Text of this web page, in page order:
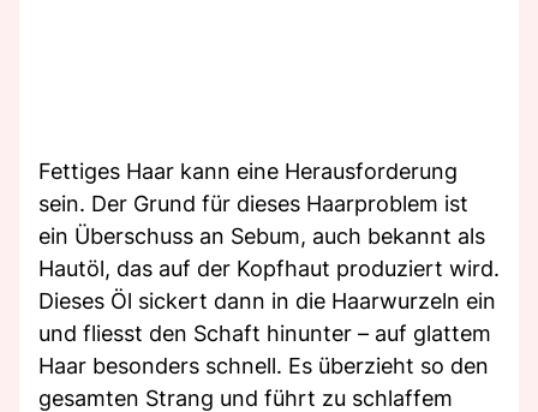
Fettiges Haar kann eine Herausforderung
sein. Der Grund für dieses Haarproblem ist
ein Überschuss an Sebum, auch bekannt als
Hautöl, das auf der Kopfhaut produziert wird.
Dieses Öl sickert dann in die Haarwurzeln ein
und fliesst den Schaft hinunter – auf glattem
Haar besonders schnell. Es überzieht so den
gesamten Strang und führt zu schlaffem